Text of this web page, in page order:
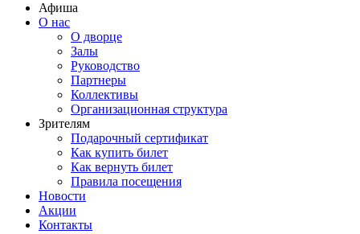
Афиша
О нас
О дворце
Залы
Руководство
Партнеры
Коллективы
Организационная структура
Зрителям
Подарочный сертификат
Как купить билет
Как вернуть билет
Правила посещения
Новости
Акции
Контакты